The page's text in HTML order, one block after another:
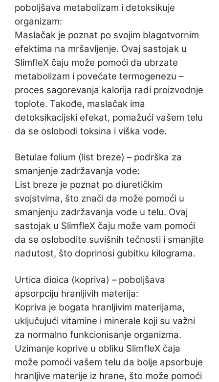
poboljšava metabolizam i detoksikuje
organizam:
Maslačak je poznat po svojim blagotvornim
efektima na mršavljenje. Ovaj sastojak u
SlimfleX čaju može pomoći da ubrzate
metabolizam i povećate termogenezu –
proces sagorevanja kalorija radi proizvodnje
toplote. Takođe, maslačak ima
detoksikacijski efekat, pomažući vašem telu
da se oslobodi toksina i viška vode.
Betulae folium (list breze) – podrška za
smanjenje zadržavanja vode:
List breze je poznat po diuretičkim
svojstvima, što znači da može pomoći u
smanjenju zadržavanja vode u telu. Ovaj
sastojak u SlimfleX čaju može vam pomoći
da se oslobodite suvišnih tečnosti i smanjite
nadutost, što doprinosi gubitku kilograma.
Urtica dioica (kopriva) – poboljšava
apsorpciju hranljivih materija:
Kopriva je bogata hranljivim materijama,
uključujući vitamine i minerale koji su važni
za normalno funkcionisanje organizma.
Uzimanje koprive u obliku SlimfleX čaja
može pomoći vašem telu da bolje apsorbuje
hranljive materije iz hrane, što može pomoći